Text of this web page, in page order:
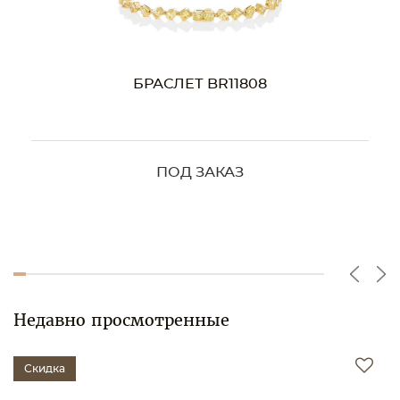
БРАСЛЕТ BR11808
ПОД ЗАКАЗ
Недавно просмотренные
Скидка